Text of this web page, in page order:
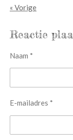
« Vorige
Reactie
Naam *
E-mailadres *